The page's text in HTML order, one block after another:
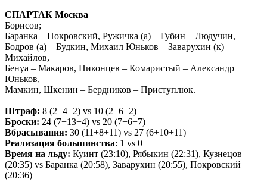
СПАРТАК Москва
Борисов;
Баранка – Покровский, Ружичка (а) – Губин – Людучин,
Бодров (а) – Будкин, Михаил Юньков – Заварухин (к) –
Михайлов,
Бенуа – Макаров, Никонцев – Комаристый – Александр
Юньков,
Мамкин, Шкенин – Бердников – Приступлюк.
Штраф: 8 (2+4+2) vs 10 (2+6+2)
Броски: 24 (7+13+4) vs 20 (7+6+7)
Вбрасывания: 30 (11+8+11) vs 27 (6+10+11)
Реализация большинства: 1 vs 0
Время на льду: Куинт (23:10), Рябыкин (22:31), Кузнецов
(20:35) vs Баранка (20:58), Заварухин (20:55), Покровский
(20:36)